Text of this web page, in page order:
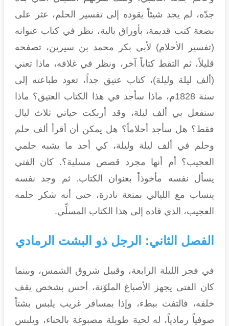
جدّه، لم يجد شيئاً يقوده إلى تفسير الحلم، عثر على
بضعة كتب قديمة، بأوراق بالية، نظر في كتاب عنوانه
(تفسير الأحلام) لأبي بكر محمد بن سيرين، تصفحه
قليلاً، ثم التقط كتاباً آخر، ونظر في غلافه، ماذا تعني
(ألف ليلة وليلة)، كتاب عتيق جداً، تعود طباعته إلى
سنة 1828م، ماذا سأجد في هذا الكتاب العتيق؟ ماذا
ستفعل بي ألف ليلة، وقد أربكت حياتي ثلاث ليال
فقط؟ هل سأجد أحلاماً؟ هل يمكن أن أقرأ ألف حلم
وحلم في ألف ليلة وليلة، كي أجد ما يشبه حلمي
العجيب؟ أم أنها مجرد قصص مسلية؟. كان الفتي
يسأل نفسه مأخوذاً بعنوان الكتاب. ثم وجد نفسه
ينساب مع الليالي بمتعة نادرة، حتى أنه شكر حلمه
العجيب، الذي قاده إلى هذا الكتاب المسلِّي.
الفصل الثاني: الرجل ذو البشت الرمادي
في فجر الليلة الرابعة، وقبيل شروق الشمس، وبينما
كان الفتى يجهز الأصباغ الملوّنة، أحس بشخص يقف
خلفه، فالتفت ببطء، وإذا بمسافر غريب يلبس بشتاً
صوفياً رمادياً، له لحية طويلة مصبوغة بالحناء، ويلبس